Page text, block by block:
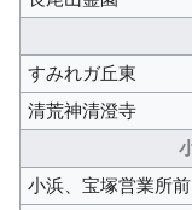
すみれガ丘東
清荒神清澄寺
小浜、宝塚営業所前